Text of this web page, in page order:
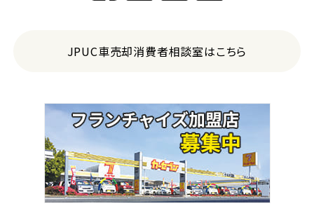
JPUC車売却消費者相談室はこちら